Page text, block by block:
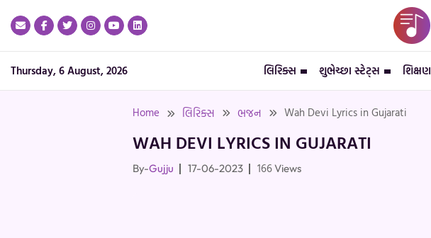
Thursday, 6 August, 2026 લિરિક્સ શુભેચ્છા સ્ટેટ્સ શિક્ષણ
Home લિરિક્સ ભજન Wah Devi Lyrics in Gujarati
WAH DEVI LYRICS IN GUJARATI
By-Gujju 17-06-2023 166Views